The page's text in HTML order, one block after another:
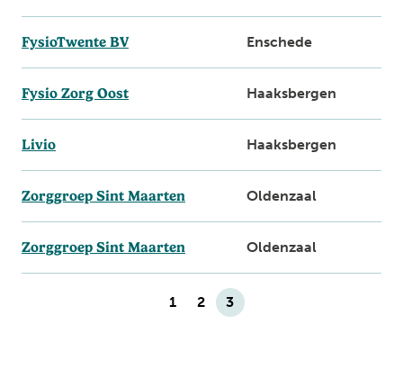
FysioTwente BV Enschede
Fysio Zorg Oost Haaksbergen
Livio Haaksbergen
Zorggroep Sint Maarten Oldenzaal
Zorggroep Sint Maarten Oldenzaal
1 2 3